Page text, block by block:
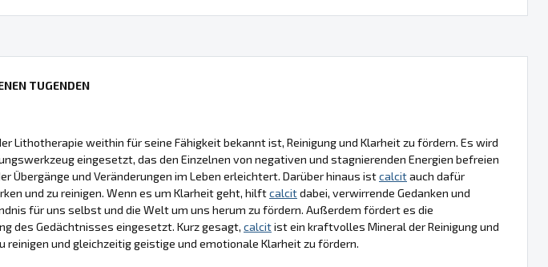
TUGENDEN
Lithotherapie weithin für seine Fähigkeit bekannt ist, Reinigung und Klarheit zu fördern. Es wird
eingesetzt, das den Einzelnen von negativen und stagnierenden Energien befreien
Übergänge und Veränderungen im Leben erleichtert. Darüber hinaus istcalcitauch dafür
und zu reinigen. Wenn es um Klarheit geht, hilftcalcitdabei, verwirrende Gedanken und
für uns selbst und die Welt um uns herum zu fördern. Außerdem fördert es die
des Gedächtnisses eingesetzt. Kurz gesagt, calcitist ein kraftvolles Mineral der Reinigung und
reinigen und gleichzeitig geistige und emotionale Klarheit zu fördern.